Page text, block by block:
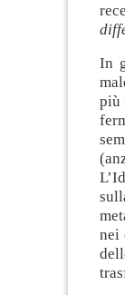
In
più
nei